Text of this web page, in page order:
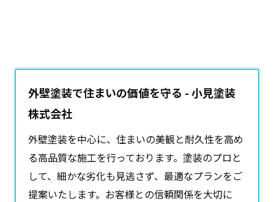
外壁塗装で住まいの価値を守る - 小見塗装
株式会社
外壁塗装を中心に、住まいの美観と耐久性を高め
る高品質な施工を行っております。塗装のプロと
して、細かな劣化も見逃さず、最適なプランをご
提案いたします。お客様との信頼関係を大切に